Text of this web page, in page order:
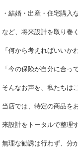
・結婚・出産・住宅購入
など、将来設計を取り巻
「何から考えればいいか
「今の保険が自分に合っ
そんなお声を、私たちは
当店では、特定の商品を
来設計をトータルで整理
無理な勧誘は行わず、分